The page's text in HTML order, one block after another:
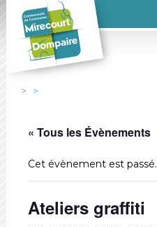
« Tous les Évènements
Cet évènement est passé.
Ateliers graffiti